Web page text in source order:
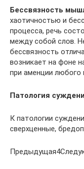
Бессвязность
хаотичностью и
процесса, речь
между собой слов.
бессвязность
возникает на фоне
при аменции любого
Патология
К патологии
сверхценные,